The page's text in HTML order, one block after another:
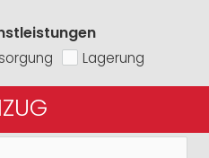
Lagerung